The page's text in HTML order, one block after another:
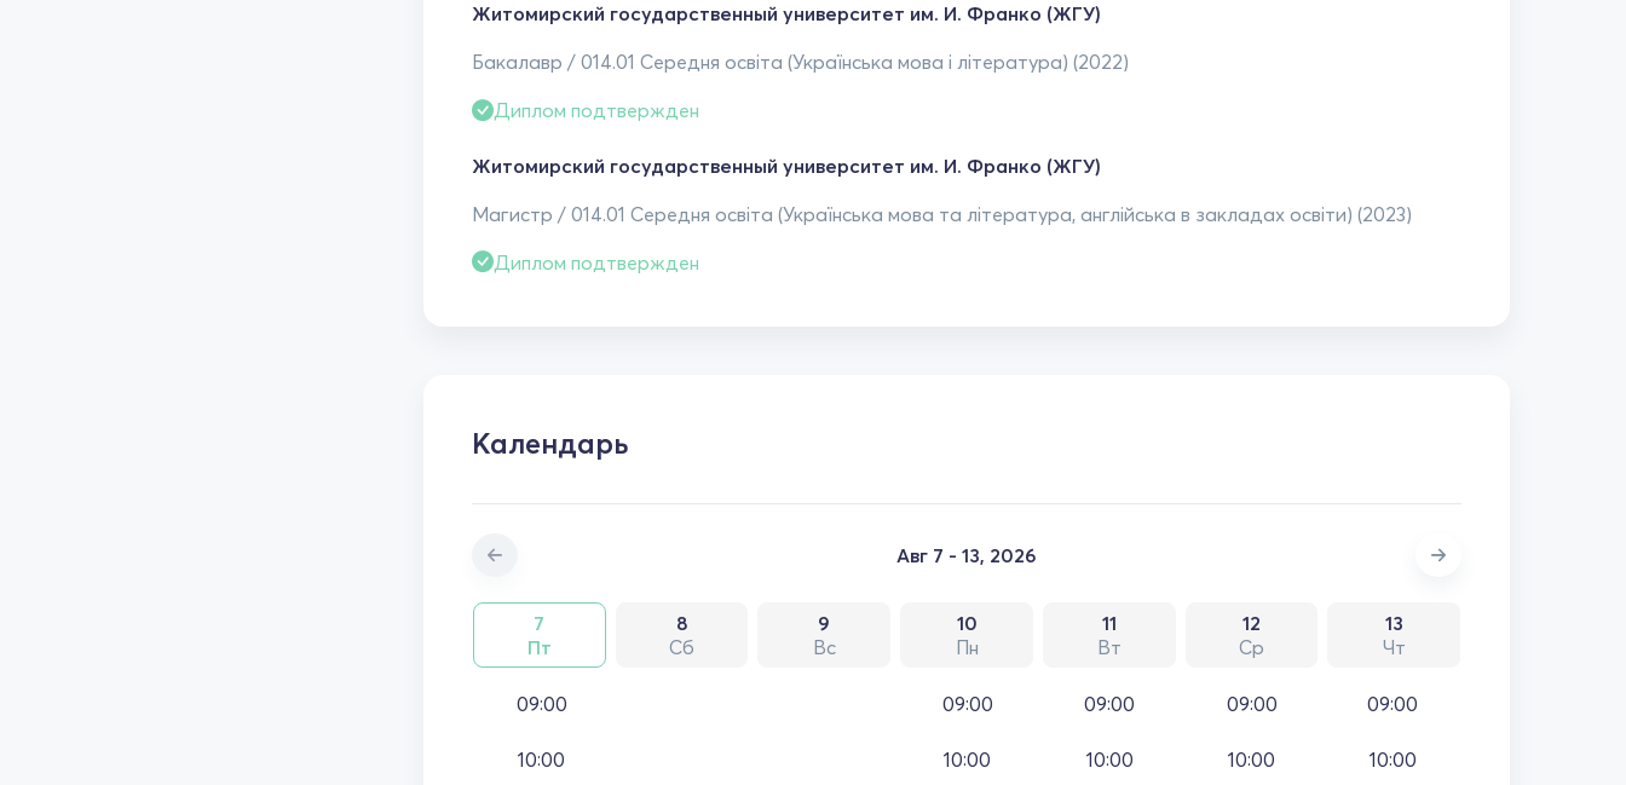
Житомирский государственный университет им. И. Франко (ЖГУ)
Бакалавр / 014.01 Середня освіта (Українська мова і література) (2022)
Диплом подтвержден
Житомирский государственный университет им. И. Франко (ЖГУ)
Магистр / 014.01 Середня освіта (Українська мова та література, англійська в закладах освіти) (2023)
Диплом подтвержден
Календарь
Авг 7 - 13, 2026
7
Пт
8
Сб
9
Вс
10
Пн
11
Вт
12
Ср
13
Чт
09:00
10:00
09:00
10:00
09:00
10:00
09:00
10:00
09:00
10:00